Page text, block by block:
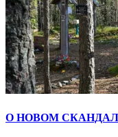
О НОВОМ